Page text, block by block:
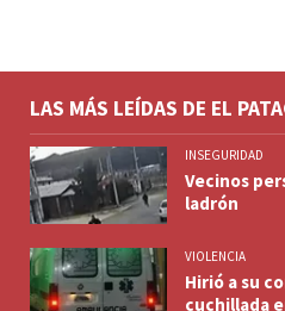
LAS MÁS LEÍDAS DE EL
INSEGURIDAD
Vecinos
ladrón
VIOLENCIA
Hirió a su
cuchillada